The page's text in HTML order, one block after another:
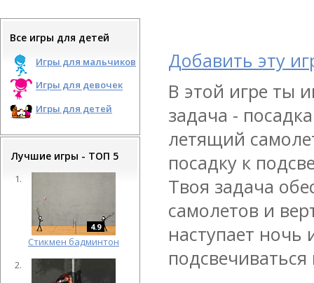
Все игры для детей
Игры для мальчиков
Игры для девочек
Игры для детей
Лучшие игры - ТОП 5
4.9
Cтикмен бадминтон
Добавить эту
В этой игре ты
задача -
летящий
посадку к
Твоя задача
самолетов и
наступает